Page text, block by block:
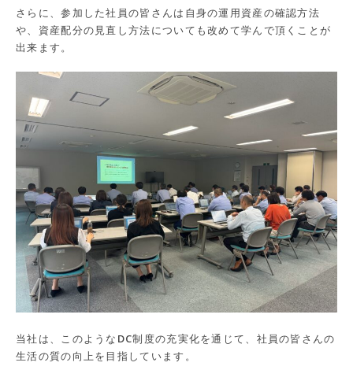
さらに、参加した社員の皆さんは自身の運用資産の確認方法
や、資産配分の見直し方法についても改めて学んで頂くことが
出来ます。
当社は、このようなDC制度の充実化を通じて、社員の皆さんの
生活の質の向上を目指しています。